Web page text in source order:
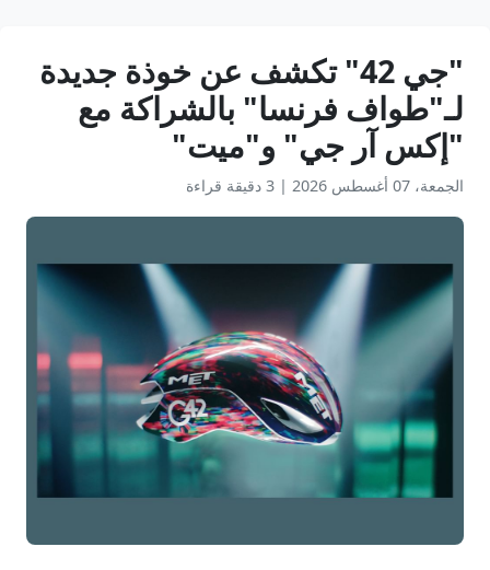
"جي 42" تكشف عن خوذة جديدة
لـ"طواف فرنسا" بالشراكة مع
"إكس آر جي" و"ميت"
الجمعة، 07 أغسطس 2026 | 3 دقيقة قراءة